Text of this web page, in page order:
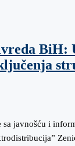
BiH:
sa javnošću i